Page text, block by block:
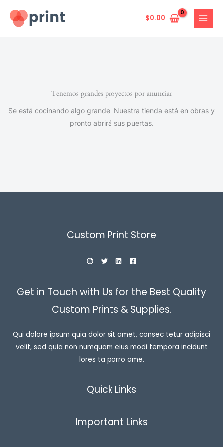
$0.00
Tenemos grandes proyectos por anunciar
Se está cocinando algo grande. Nuestra tienda está en obras y
pronto abrirá sus puertas.
Custom Print Store
Get in Touch with Us for the Best Quality
Custom Prints & Supplies.
Qui dolore ipsum quia dolor sit amet, consec tetur adipisci
velit, sed quia non numquam eius modi tempora incidunt
lores ta porro ame.
Quick Links
Important Links